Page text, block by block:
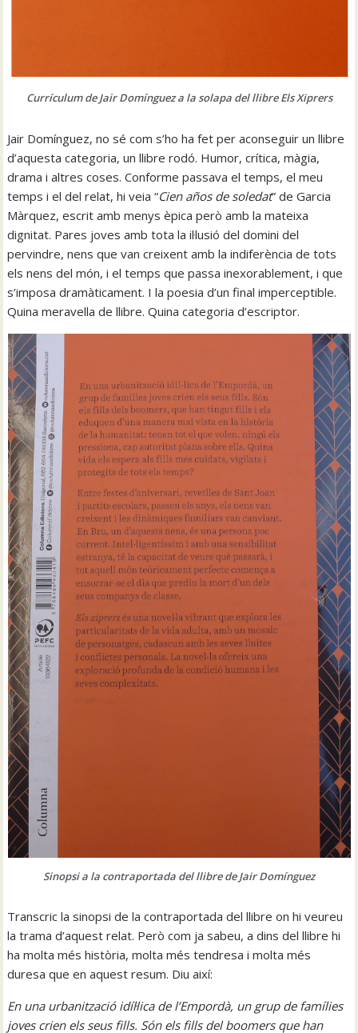
Currículum de Jair Domínguez a la solapa del llibre Els Xiprers
Jair Domínguez, no sé com s’ho ha fet per aconseguir un llibre
d’aquesta categoria, un llibre rodó. Humor, crítica, màgia,
drama i altres coses. Conforme passava el temps, el meu
temps i el del relat, hi veia “Cien años de soledat” de Garcia
Màrquez, escrit amb menys èpica però amb la mateixa
dignitat. Pares joves amb tota la il·lusió del domini del
pervindre, nens que van creixent amb la indiferència de tots
els nens del món, i el temps que passa inexorablement, i que
s’imposa dramàticament. I la poesia d’un final imperceptible.
Quina meravella de llibre. Quina categoria d’escriptor.
Sinopsi a la contraportada del llibre de Jair Domínguez
Transcric la sinopsi de la contraportada del llibre on hi veureu
la trama d’aquest relat. Però com ja sabeu, a dins del llibre hi
ha molta més història, molta més tendresa i molta més
duresa que en aquest resum. Diu així:
En una urbanització idíl·lica de l’Empordà, un grup de famílies
joves crien els seus fills. Són els fills del boomers que han